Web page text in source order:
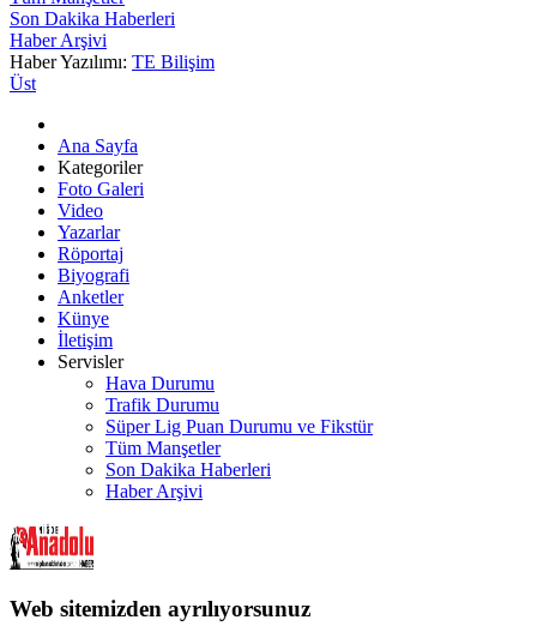
Son Dakika Haberleri
Haber Arşivi
Haber Yazılımı: TE Bilişim
Üst
Ana Sayfa
Kategoriler
Foto Galeri
Video
Yazarlar
Röportaj
Biyografi
Anketler
Künye
İletişim
Servisler
Hava Durumu
Trafik Durumu
Süper Lig Puan Durumu ve Fikstür
Tüm Manşetler
Son Dakika Haberleri
Haber Arşivi
Web sitemizden ayrılıyorsunuz